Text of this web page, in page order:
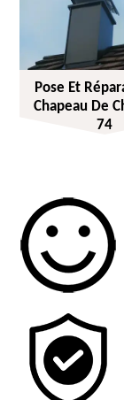
Pose Et
Chapeau De
74